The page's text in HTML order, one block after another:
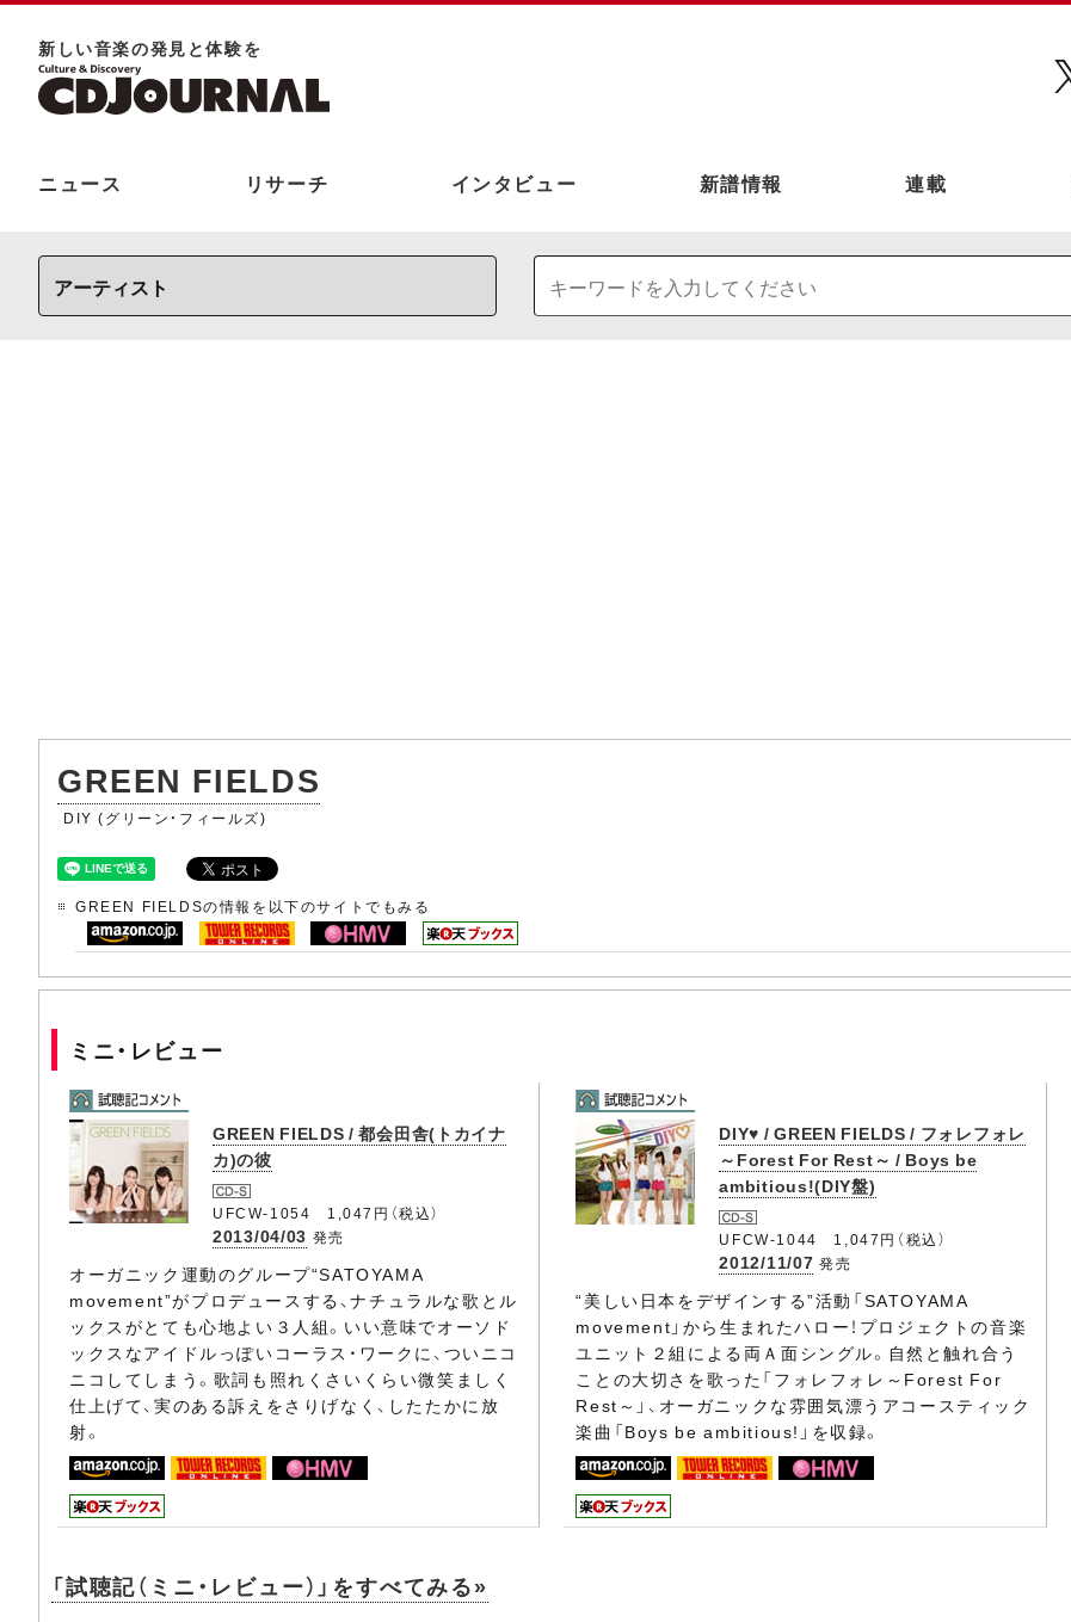
新しい⾳楽の発⾒と体験を
ニュース リサーチ インタビュー 新譜情報 連載
GREEN FIELDS
DIY (グリーン・フィールズ)
GREEN FIELDSの情報を以下のサイトでもみる
ミニ・レビュー
GREEN FIELDS / 都会田舎(トカイナ
カ)の彼
UFCW-1054 1,047円（税込）
2013/04/03 発売
オーガニック運動のグループ“SATOYAMA
movement”がプロデュースする、ナチュラルな歌とル
ックスがとても心地よい３人組。いい意味でオーソド
ックスなアイドルっぽいコーラス・ワークに、ついニコ
ニコしてしまう。歌詞も照れくさいくらい微笑ましく
仕上げて、実のある訴えをさりげなく、したたかに放
射。
DIY♥ / GREEN FIELDS / フォレフォレ
～Forest For Rest～ / Boys be
ambitious!(DIY盤)
UFCW-1044 1,047円（税込）
2012/11/07 発売
“美しい日本をデザインする”活動「SATOYAMA
movement」から生まれたハロー！プロジェクトの音楽
ユニット２組による両Ａ面シングル。自然と触れ合う
ことの大切さを歌った「フォレフォレ～Forest For
Rest～」、オーガニックな雰囲気漂うアコースティック
楽曲「Boys be ambitious!」を収録。
「試聴記（ミニ・レビュー）」をすべてみる»